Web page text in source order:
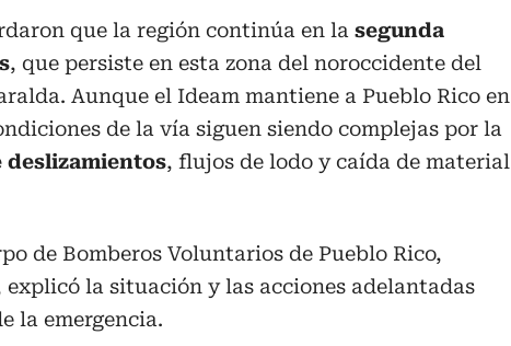
que la región continúa en la segunda
, que persiste en esta zona del noroccidente del
Aunque el Ideam mantiene a Pueblo Rico en
de la vía siguen siendo complejas por la
, flujos de lodo y caída de material
de Bomberos Voluntarios de Pueblo Rico,
explicó la situación y las acciones adelantadas
la emergencia.